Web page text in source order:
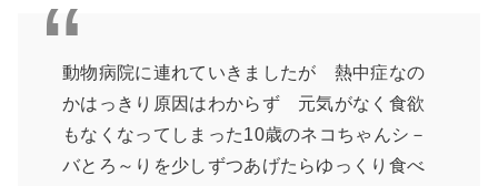
動物病院に連れていきましたが 熱中症なの
かはっきり原因はわからず 元気がなく食欲
もなくなってしまった10歳のネコちゃんシ－
バとろ～りを少しずつあげたらゆっくり食べ